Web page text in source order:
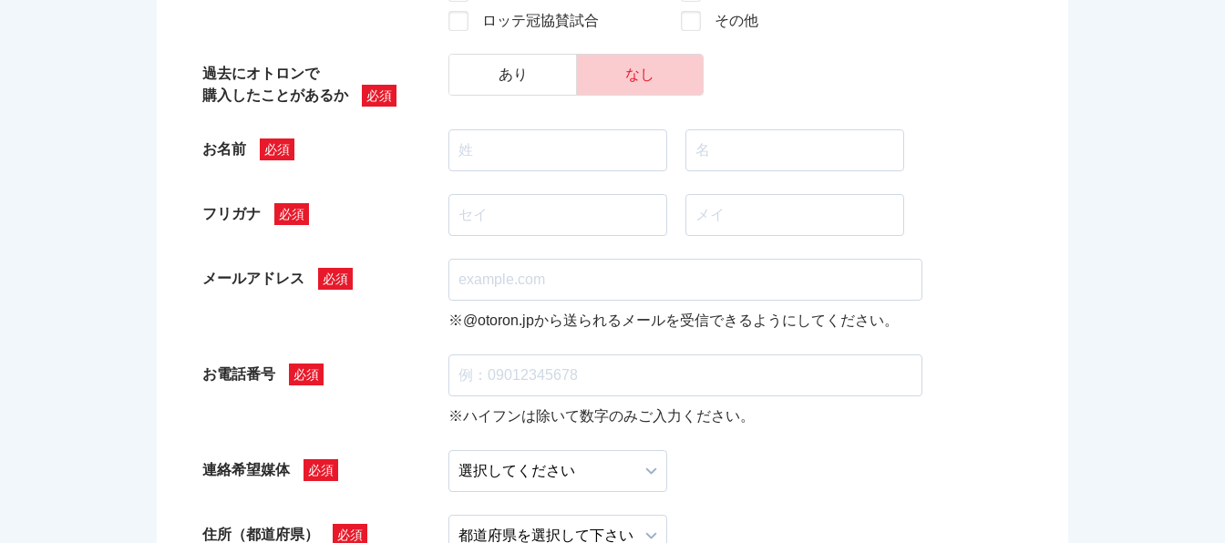
ロッテ冠協賛試合
その他
過去にオトロンで
購入したことがあるか
あり なし
お名前
フリガナ
メールアドレス
※@otoron.jpから送られるメールを受信できるようにしてください。
お電話番号
※ハイフンは除いて数字のみご入力ください。
連絡希望媒体
住所（都道府県）